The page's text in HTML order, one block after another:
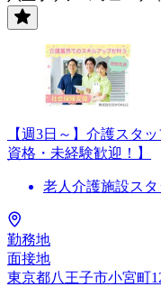
【週3日～】介護スタ
資格・未経験歓迎！】
老人介護施設スタ
勤務地
面接地
東京都八王子市小宮町